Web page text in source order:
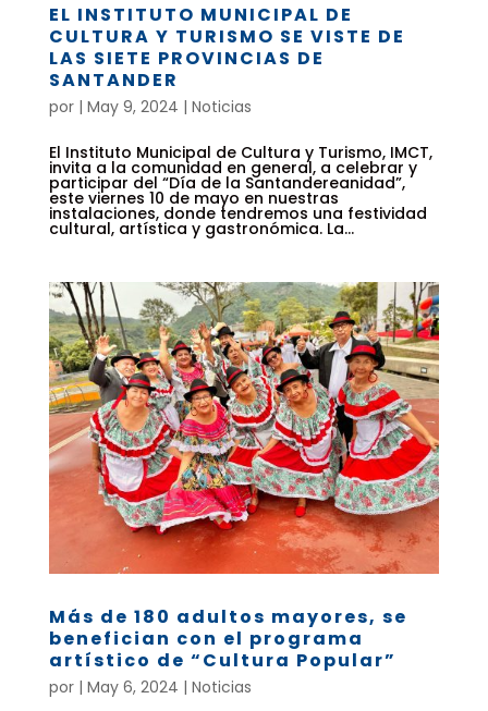
EL INSTITUTO MUNICIPAL DE
CULTURA Y TURISMO SE VISTE DE
LAS SIETE PROVINCIAS DE
SANTANDER
por | May 9, 2024 | Noticias
El Instituto Municipal de Cultura y Turismo, IMCT,
invita a la comunidad en general, a celebrar y
participar del “Día de la Santandereanidad”,
este viernes 10 de mayo en nuestras
instalaciones, donde tendremos una festividad
cultural, artística y gastronómica. La...
Más de 180 adultos mayores, se
benefician con el programa
artístico de “Cultura Popular”
por | May 6, 2024 | Noticias